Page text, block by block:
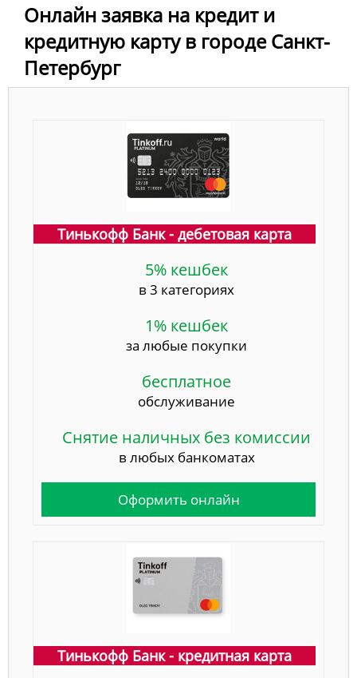
Онлайн заявка на кредит и
кредитную карту в городе Санкт-
Петербург
Тинькофф Банк - дебетовая карта
5% кешбек
в 3 категориях
1% кешбек
за любые покупки
бесплатное
обслуживание
Снятие наличных без комиссии
в любых банкоматах
Оформить онлайн
Тинькофф Банк - кредитная карта